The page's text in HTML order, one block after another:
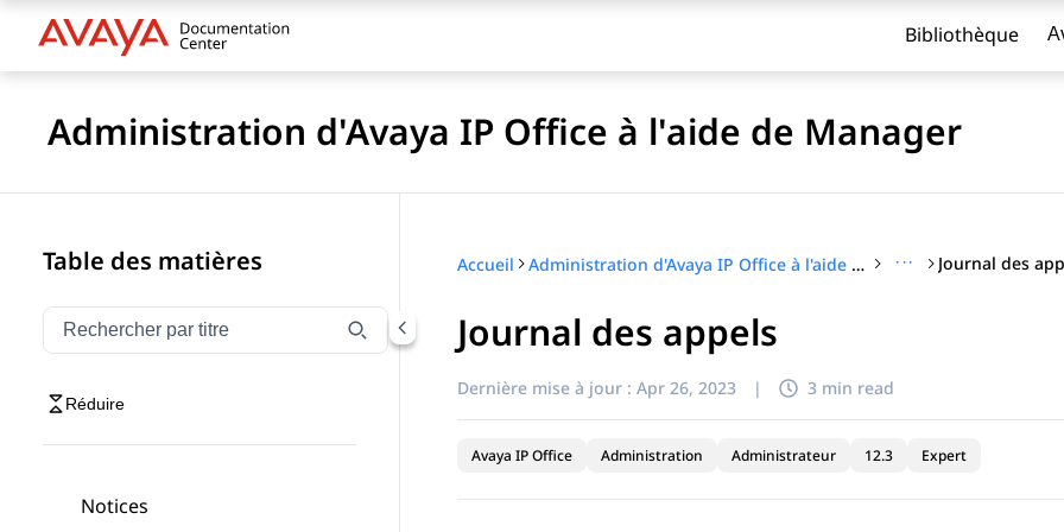
Bibliothèque
Administration d'Avaya IP Office à l'aide de Manager
Table des matières
Filtrer la navigation par titre
Saisissez pour filtrer les éléments de navigation par titre
Réduire
Notices
Accueil Administration d'Avaya IP Office à l'aide de Manager ··· Journal des
Journal des appels
Dernière mise à jour : Apr 26, 2023 | 3 min read
Avaya IP Office Administration Administrateur 12.3 Expert